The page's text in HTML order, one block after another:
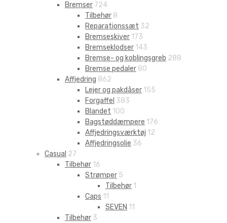
Bremser 724
Tilbehør 8
Reparationssæt 32
Bremseskiver 173
Bremseklodser 143
Bremse- og koblingsgreb 288
Bremse pedaler 80
Affjedring 862
Lejer og pakdåser 155
Forgaffel 383
Blandet 100
Bagstøddæmpere 176
Affjedringsværktøj 12
Affjedringsolie 36
Casual 27
Tilbehør 16
Strømper 5
Tilbehør 1
Caps 11
SEVEN 11
Tilbehør 3